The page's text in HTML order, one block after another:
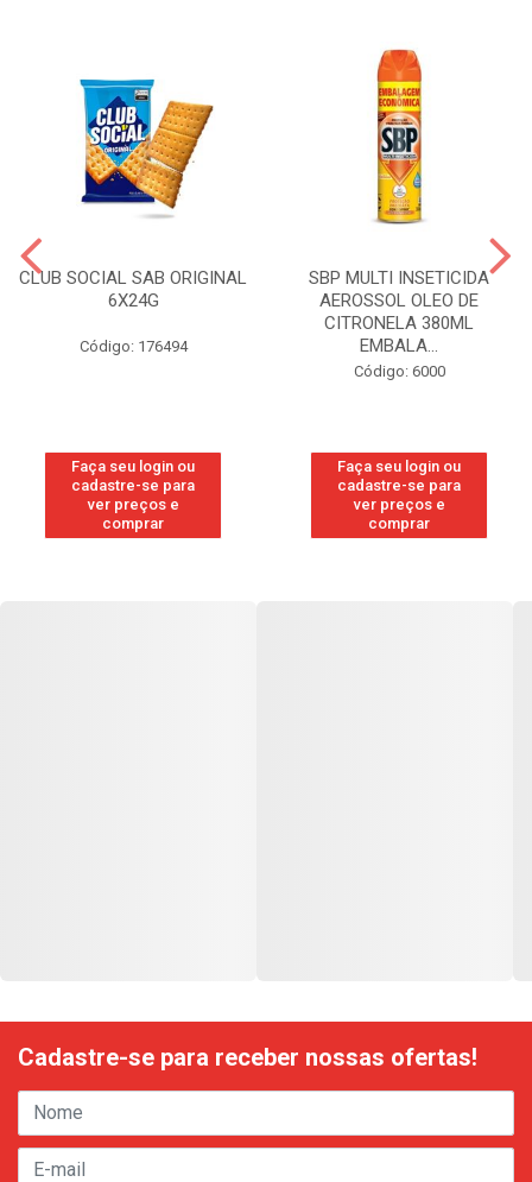
CLUB SOCIAL SAB ORIGINAL
6X24G
Código: 176494
Faça seu login ou
cadastre-se para
ver preços e
comprar
SBP MULTI INSETICIDA
AEROSSOL OLEO DE
CITRONELA 380ML
EMBALA...
Código: 6000
Faça seu login ou
cadastre-se para
ver preços e
comprar
Cadastre-se para receber nossas ofertas!